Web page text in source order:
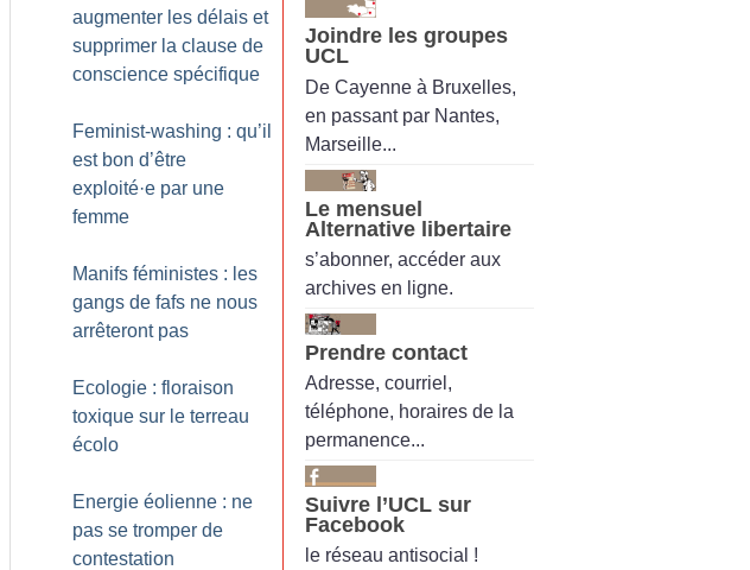
augmenter les délais et
supprimer la clause de
conscience spécifique
Feminist-washing : qu’il
est bon d’être
exploité·e par une
femme
Manifs féministes : les
gangs de fafs ne nous
arrêteront pas
Ecologie : floraison
toxique sur le terreau
écolo
Energie éolienne : ne
pas se tromper de
contestation
Joindre les groupes
UCL
De Cayenne à Bruxelles,
en passant par Nantes,
Marseille...
Le mensuel
Alternative libertaire
s’abonner, accéder aux
archives en ligne.
Prendre contact
Adresse, courriel,
téléphone, horaires de la
permanence...
Suivre l’UCL sur
Facebook
le réseau antisocial !